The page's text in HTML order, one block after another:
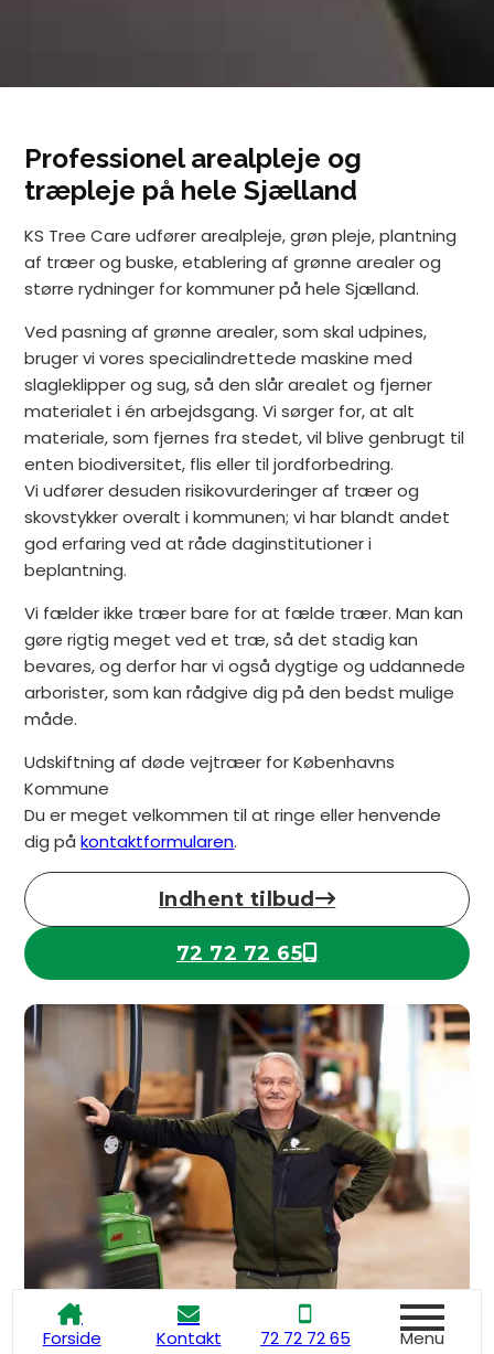
Forside Kontakt 72 72 72 65 Menu
Professionel arealpleje og
træpleje på hele Sjælland
KS Tree Care udfører arealpleje, grøn pleje, plantning
af træer og buske, etablering af grønne arealer og
større rydninger for kommuner på hele Sjælland.
Ved pasning af grønne arealer, som skal udpines,
bruger vi vores specialindrettede maskine med
slagleklipper og sug, så den slår arealet og fjerner
materialet i én arbejdsgang. Vi sørger for, at alt
materiale, som fjernes fra stedet, vil blive genbrugt til
enten biodiversitet, flis eller til jordforbedring.
Vi udfører desuden risikovurderinger af træer og
skovstykker overalt i kommunen; vi har blandt andet
god erfaring ved at råde daginstitutioner i
beplantning.
Vi fælder ikke træer bare for at fælde træer. Man kan
gøre rigtig meget ved et træ, så det stadig kan
bevares, og derfor har vi også dygtige og uddannede
arborister, som kan rådgive dig på den bedst mulige
måde.
Udskiftning af døde vejtræer for Københavns
Kommune
Du er meget velkommen til at ringe eller henvende
dig påkontaktformularen.
Indhent tilbud
Klik her
72 72 72 65